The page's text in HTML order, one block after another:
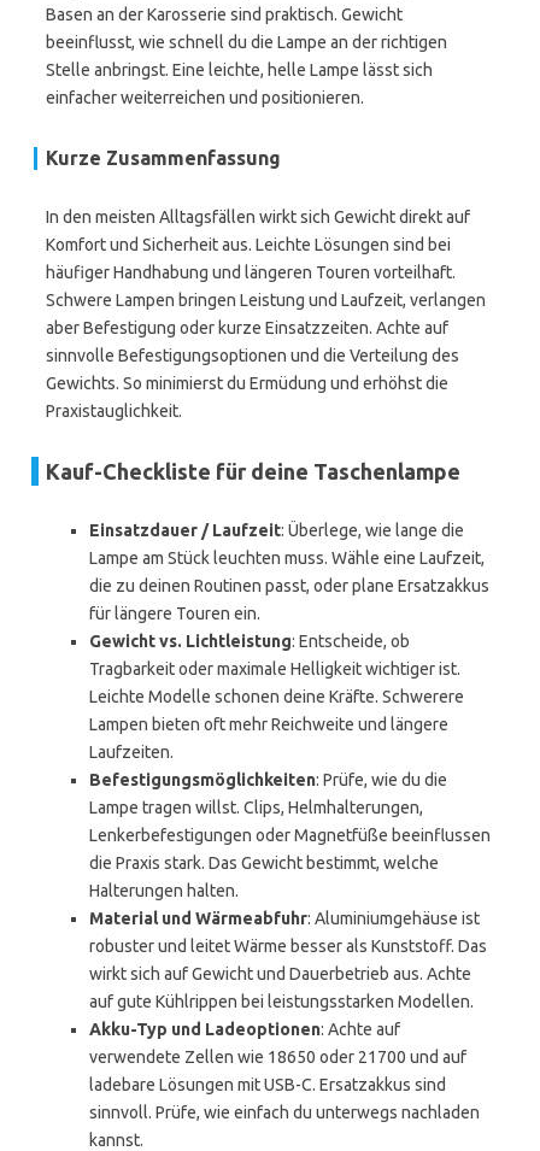
Basen an der Karosserie sind praktisch. Gewicht
beeinflusst, wie schnell du die Lampe an der richtigen
Stelle anbringst. Eine leichte, helle Lampe lässt sich
einfacher weiterreichen und positionieren.
Kurze Zusammenfassung
In den meisten Alltagsfällen wirkt sich Gewicht direkt auf
Komfort und Sicherheit aus. Leichte Lösungen sind bei
häufiger Handhabung und längeren Touren vorteilhaft.
Schwere Lampen bringen Leistung und Laufzeit, verlangen
aber Befestigung oder kurze Einsatzzeiten. Achte auf
sinnvolle Befestigungsoptionen und die Verteilung des
Gewichts. So minimierst du Ermüdung und erhöhst die
Praxistauglichkeit.
Kauf-Checkliste für deine Taschenlampe
Einsatzdauer / Laufzeit: Überlege, wie lange die
Lampe am Stück leuchten muss. Wähle eine Laufzeit,
die zu deinen Routinen passt, oder plane Ersatzakkus
für längere Touren ein.
Gewicht vs. Lichtleistung: Entscheide, ob
Tragbarkeit oder maximale Helligkeit wichtiger ist.
Leichte Modelle schonen deine Kräfte. Schwerere
Lampen bieten oft mehr Reichweite und längere
Laufzeiten.
Befestigungsmöglichkeiten: Prüfe, wie du die
Lampe tragen willst. Clips, Helmhalterungen,
Lenkerbefestigungen oder Magnetfüße beeinflussen
die Praxis stark. Das Gewicht bestimmt, welche
Halterungen halten.
Material und Wärmeabfuhr: Aluminiumgehäuse ist
robuster und leitet Wärme besser als Kunststoff. Das
wirkt sich auf Gewicht und Dauerbetrieb aus. Achte
auf gute Kühlrippen bei leistungsstarken Modellen.
Akku-Typ und Ladeoptionen: Achte auf
verwendete Zellen wie 18650 oder 21700 und auf
ladebare Lösungen mit USB-C. Ersatzakkus sind
sinnvoll. Prüfe, wie einfach du unterwegs nachladen
kannst.